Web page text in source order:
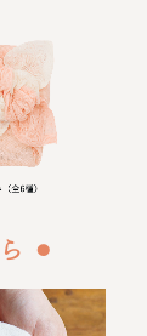
⚫︎